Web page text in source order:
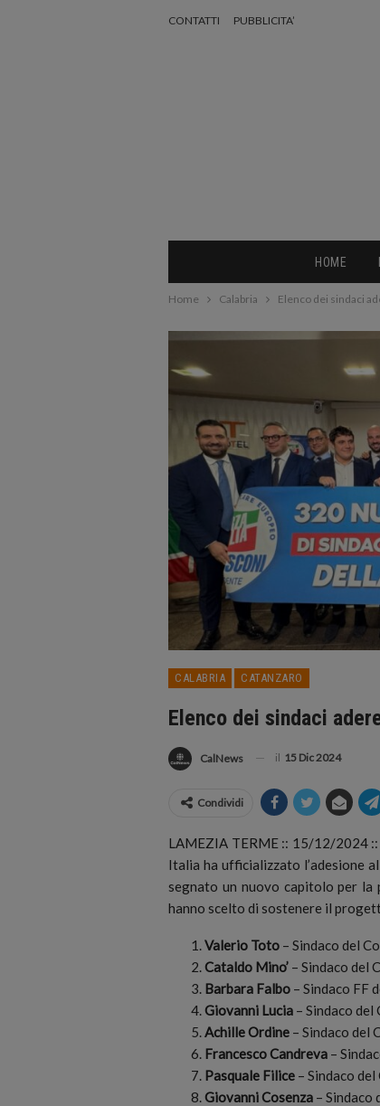
CONTATTI PUBBLICITA’
HOME
Home Calabria Elenco dei sindaci
CALABRIA CATANZARO
Elenco dei sindaci
CalNews il 15 Dic 2024
Condividi
LAMEZIA TERME :: 15/12/2024 ::
Italia ha ufficializzato l’adesione
segnato un nuovo capitolo per la
hanno scelto di sostenere il
Valerio Toto – Sindaco del
Cataldo Mino’ – Sindaco del
Barbara Falbo – Sindaco FF
Giovanni Lucia – Sindaco del
Achille Ordine – Sindaco del
Francesco Candreva –
Pasquale Filice – Sindaco
Giovanni Cosenza – Sindaco